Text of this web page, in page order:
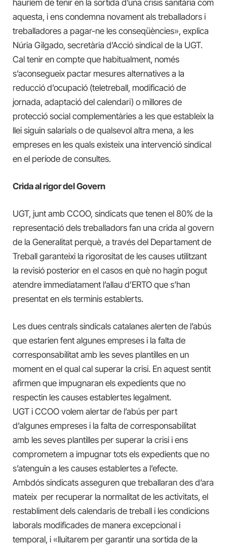
hauríem de tenir en la sortida d’una crisis sanitària com
aquesta, i ens condemna novament als treballadors i
treballadores a pagar-ne les conseqüències», explica
Núria Gilgado, secretària d’Acció sindical de la UGT.
Cal tenir en compte que habitualment, només
s’aconsegueix pactar mesures alternatives a la
reducció d’ocupació (teletreball, modificació de
jornada, adaptació del calendari) o millores de
protecció social complementàries a les que estableix la
llei siguin salarials o de qualsevol altra mena, a les
empreses en les quals existeix una intervenció sindical
en el període de consultes.
Crida al rigor del Govern
UGT, junt amb CCOO, sindicats que tenen el 80% de la
representació dels treballadors fan una crida al govern
de la Generalitat perquè, a través del Departament de
Treball garanteixi la rigorositat de les causes utilitzant
la revisió posterior en el casos en què no hagin pogut
atendre immediatament l’allau d’ERTO que s’han
presentat en els terminis establerts.
Les dues centrals sindicals catalanes alerten de l’abús
que estarien fent algunes empreses i la falta de
corresponsabilitat amb les seves plantilles en un
moment en el qual cal superar la crisi. En aquest sentit
afirmen que impugnaran els expedients que no
respectin les causes establertes legalment.
UGT i CCOO volem alertar de l’abús per part
d’algunes empreses i la falta de corresponsabilitat
amb les seves plantilles per superar la crisi i ens
comprometem a impugnar tots els expedients que no
s’atenguin a les causes establertes a l’efecte.
Ambdós sindicats asseguren que treballaran des d’ara
mateix per recuperar la normalitat de les activitats, el
restabliment dels calendaris de treball i les condicions
laborals modificades de manera excepcional i
temporal, i «lluitarem per garantir una sortida de la